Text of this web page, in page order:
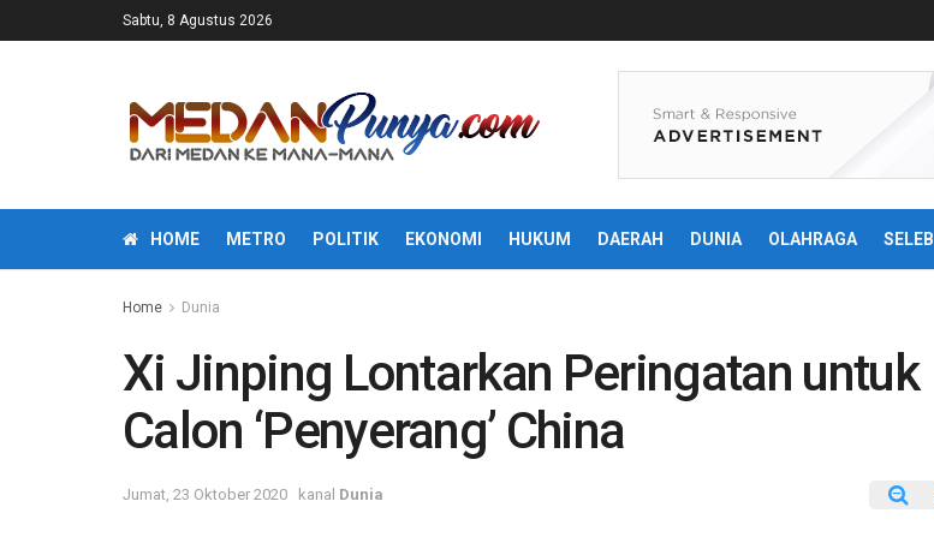
Sabtu, 8 Agustus 2026
HOME METRO POLITIK EKONOMI HUKUM DAERAH DUNIA OLAHRAGA SELEB
Home Dunia
Xi Jinping Lontarkan Peringatan untuk
Calon ‘Penyerang’ China
Jumat, 23 Oktober 2020 kanal Dunia